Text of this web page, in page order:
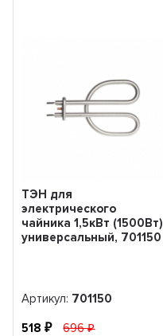
ТЭН для
электрического
чайника 1,5кВт (1500Вт)
универсальный, 701150
Артикул: 701150
518 696